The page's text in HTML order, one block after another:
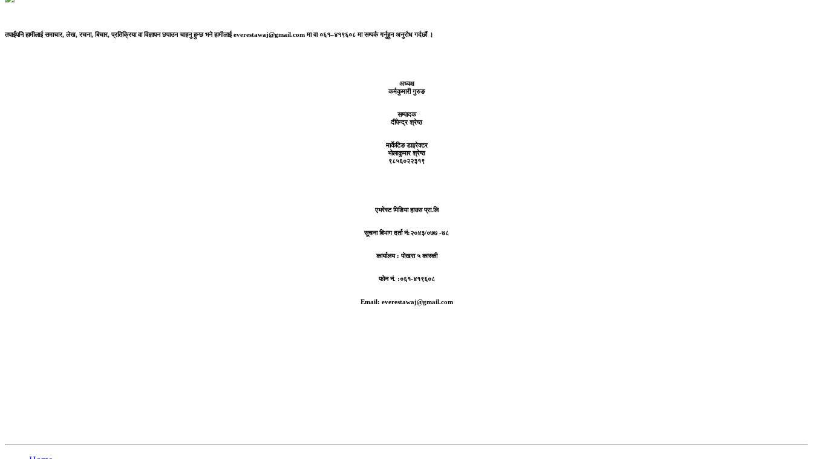
तपाईंपनि हामीलाई समाचार, लेख, रचना, बिचार, प्रतिक्रिया वा विज्ञापन छपाउन चाहनु हुन्छ भने हामीलाई everestawaj@gmail.com मा वा ०६१–४१९६०८ मा सम्पर्क गर्नुहुन अनुरोध गर्दछौं ।
अध्यक्ष
कर्मकुमारी गुरुङ
सम्पादक
दीपेन्द्र श्रेष्ठ
मार्केटिङ डाइरेक्टर
भोलाकुमार श्रेष्ठ
९८५६०२२३१९
एभरेस्ट मिडिया हाउस प्रा.लि
सूचना बिभाग दर्ता नं:२०४३/०७७ -७८
कार्यालय :पोखरा ५ कास्की
फोन नं. :०६१-४१९६०८
Email: everestawaj@gmail.com